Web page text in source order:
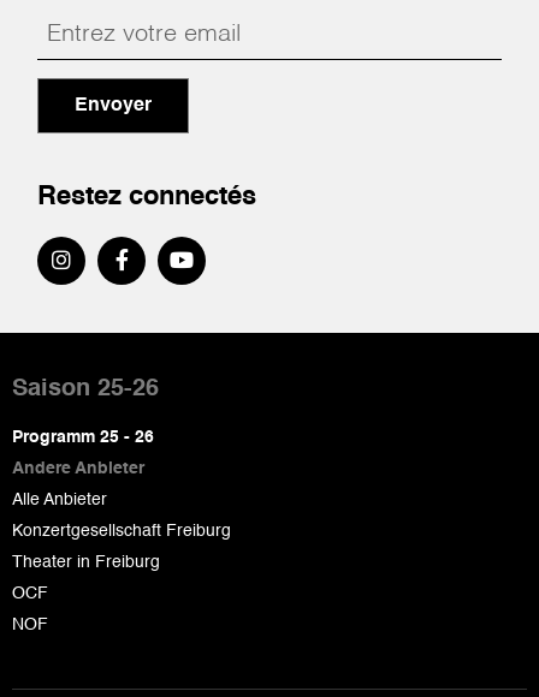
Envoyer
Restez connectés
de
page
Saison 25-26
Programm 25 - 26
Andere Anbieter
Alle Anbieter
Konzertgesellschaft Freiburg
Theater in Freiburg
OCF
NOF